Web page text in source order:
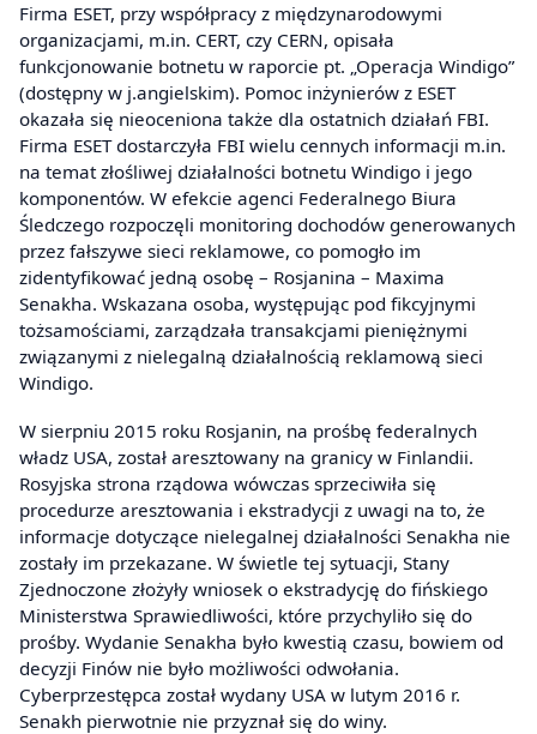
Firma ESET, przy współpracy z międzynarodowymi
organizacjami, m.in. CERT, czy CERN, opisała
funkcjonowanie botnetu w raporcie pt. „Operacja Windigo”
(dostępny w j.angielskim). Pomoc inżynierów z ESET
okazała się nieoceniona także dla ostatnich działań FBI.
Firma ESET dostarczyła FBI wielu cennych informacji m.in.
na temat złośliwej działalności botnetu Windigo i jego
komponentów. W efekcie agenci Federalnego Biura
Śledczego rozpoczęli monitoring dochodów generowanych
przez fałszywe sieci reklamowe, co pomogło im
zidentyfikować jedną osobę – Rosjanina – Maxima
Senakha. Wskazana osoba, występując pod fikcyjnymi
tożsamościami, zarządzała transakcjami pieniężnymi
związanymi z nielegalną działalnością reklamową sieci
Windigo.
W sierpniu 2015 roku Rosjanin, na prośbę federalnych
władz USA, został aresztowany na granicy w Finlandii.
Rosyjska strona rządowa wówczas sprzeciwiła się
procedurze aresztowania i ekstradycji z uwagi na to, że
informacje dotyczące nielegalnej działalności Senakha nie
zostały im przekazane. W świetle tej sytuacji, Stany
Zjednoczone złożyły wniosek o ekstradycję do fińskiego
Ministerstwa Sprawiedliwości, które przychyliło się do
prośby. Wydanie Senakha było kwestią czasu, bowiem od
decyzji Finów nie było możliwości odwołania.
Cyberprzestępca został wydany USA w lutym 2016 r.
Senakh pierwotnie nie przyznał się do winy.